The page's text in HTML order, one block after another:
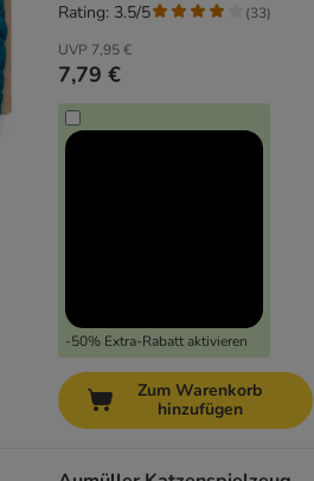
UVP 7,95 €
7,79 €
-50% Extra-Rabatt aktivieren
Rating: 3.5/5 (33)
Zum Warenkorb
hinzufügen